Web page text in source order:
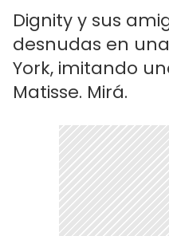
Dignity y sus
desnudas en
York, imitando
Matisse. Mirá.